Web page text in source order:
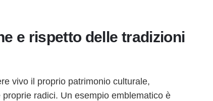
e rispetto delle tradizioni
vivo il proprio patrimonio culturale,
radici. Un esempio emblematico è